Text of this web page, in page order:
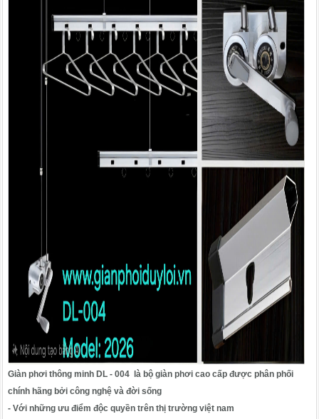
Giàn phơi thông minh DL - 004 là bộ giàn phơi cao cấp được phân phối
chính hãng bởi công nghệ và đời sống
- Với những ưu điểm độc quyền trên thị trường việt nam